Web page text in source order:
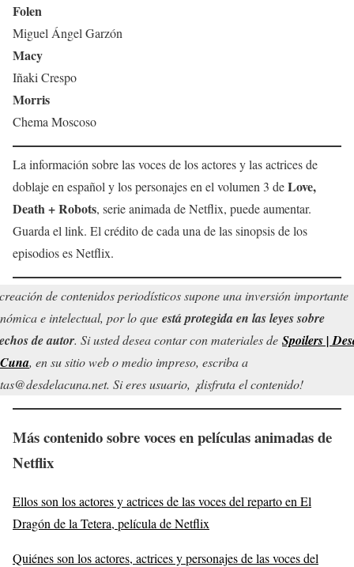
Folen
Miguel Ángel Garzón
Macy
Iñaki Crespo
Morris
Chema Moscoso
La información sobre las voces de los actores y las actrices de
doblaje en español y los personajes en el volumen 3 deLove,
Death + Robots, serie animada de Netflix, puede aumentar.
Guarda el link. El crédito de cada una de las sinopsis de los
episodios es Netflix.
de contenidos periodísticos supone una inversión importante
e intelectual, por lo que está protegida en las leyes sobre
de autor. Si usted desea contar con materiales de Spoilers |
, en su sitio web o medio impreso, escriba a
Si eres usuario, ¡disfruta el contenido!
Máscontenido sobre voces en películas animadas de
Netflix
Ellos son los actores y actrices de las voces del reparto en El
Dragón de la Tetera, película de Netflix
Quiénes son los actores, actrices y personajes de las voces del